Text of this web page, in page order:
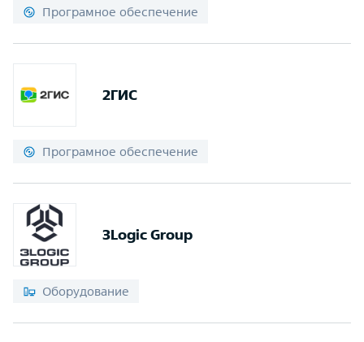
Програмное обеспечение
2ГИС
Програмное обеспечение
3Logic Group
Оборудование